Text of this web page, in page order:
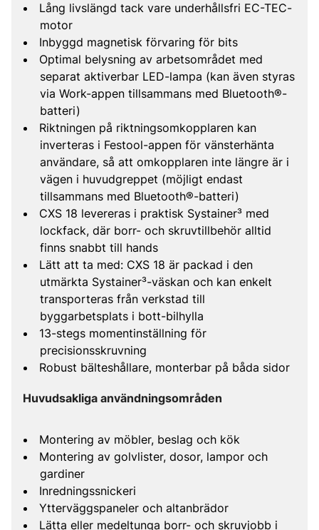
Lång livslängd tack vare underhållsfri EC-TEC-
motor
Inbyggd magnetisk förvaring för bits
Optimal belysning av arbetsområdet med
separat aktiverbar LED-lampa (kan även styras
via Work-appen tillsammans med Bluetooth®-
batteri)
Riktningen på riktningsomkopplaren kan
inverteras i Festool-appen för vänsterhänta
användare, så att omkopplaren inte längre är i
vägen i huvudgreppet (möjligt endast
tillsammans med Bluetooth®-batteri)
CXS 18 levereras i praktisk Systainer³ med
lockfack, där borr- och skruvtillbehör alltid
finns snabbt till hands
Lätt att ta med: CXS 18 är packad i den
utmärkta Systainer³-väskan och kan enkelt
transporteras från verkstad till
byggarbetsplats i bott-bilhylla
13-stegs momentinställning för
precisionsskruvning
Robust bälteshållare, monterbar på båda sidor
Huvudsakliga användningsområden
Montering av möbler, beslag och kök
Montering av golvlister, dosor, lampor och
gardiner
Inredningssnickeri
Ytterväggspaneler och altanbrädor
Lätta eller medeltunga borr- och skruvjobb i